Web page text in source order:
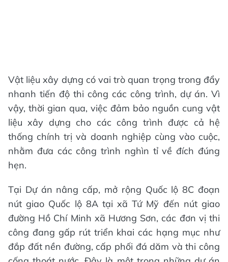
Vật liệu xây dựng có vai trò quan trọng trong đẩy
nhanh tiến độ thi công các công trình, dự án. Vì
vậy, thời gian qua, việc đảm bảo nguồn cung vật
liệu xây dựng cho các công trình được cả hệ
thống chính trị và doanh nghiệp cùng vào cuộc,
nhằm đưa các công trình nghìn tỉ về đích đúng
hẹn.
Tại Dự án nâng cấp, mở rộng Quốc lộ 8C đoạn
nút giao Quốc lộ 8A tại xã Tứ Mỹ đến nút giao
đường Hồ Chí Minh xã Hương Sơn, các đơn vị thi
công đang gấp rút triển khai các hạng mục như
đắp đất nền đường, cấp phối đá dăm và thi công